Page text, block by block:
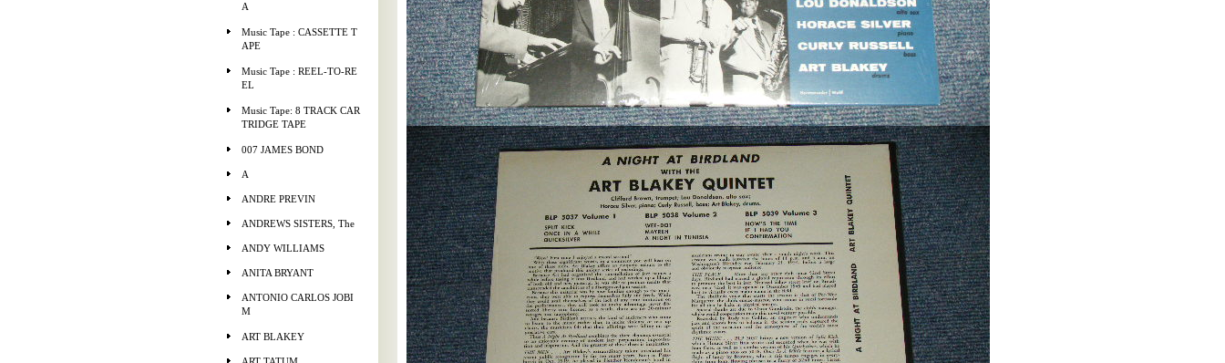
A
Music Tape : CASSETTE T
APE
Music Tape : REEL-TO-RE
EL
Music Tape: 8 TRACK CAR
TRIDGE TAPE
007 JAMES BOND
A
ANDRE PREVIN
ANDREWS SISTERS, The
ANDY WILLIAMS
ANITA BRYANT
ANTONIO CARLOS JOBI
M
ART BLAKEY